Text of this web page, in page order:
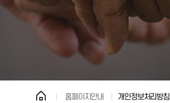
홈페이지안내 개인정보처리방침